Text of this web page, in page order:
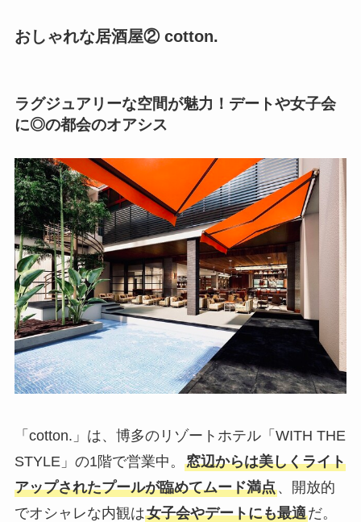
おしゃれな居酒屋② cotton.
ラグジュアリーな空間が魅力！デートや女子会
に◎の都会のオアシス
「cotton.」は、博多のリゾートホテル「WITH THE
STYLE」の1階で営業中。 窓辺からは美しくライト
アップされたプールが臨めてムード満点、開放的
でオシャレな内観は女子会やデートにも最適だ。